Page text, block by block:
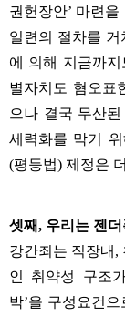
권헌장안’ 마련을
일련의 절차를 거
에 의해 지금까
별자치도 혐오표
으나 결국 무산
세력화를 막기
(평등법) 제정은
셋째, 우리는 젠
강간죄는 직장내 ,
인 취약성 구조
박’을 구성요건으